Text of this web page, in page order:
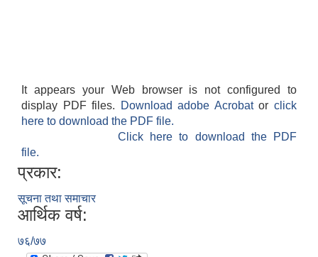
It appears your Web browser is not configured to
display PDF files.
Download adobe Acrobatorclick
here to download the PDF file.
Click here to download the PDF
file.
प्रकार:
सूचना तथा समाचार
आर्थिक वर्ष:
७६/७७